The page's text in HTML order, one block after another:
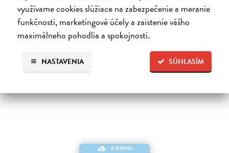
využívame cookies slúžiace na zabezpečenie a meranie
funkčnosti, marketingové účely a zaistenie vášho
maximálneho pohodlia a spokojnosti.
SÚHLASÍM
NASTAVENIA
Sú ikonickými postavami našej kultúry. Postavili im sochy a
pomenovali po nich ulice, majú svoje nespochybniteľné miesto v
lexikónoch literatúry aj učebniciach, slovenské moderné umenie sa
bez nich nedá…
PDF
14,90 €
E-KNIHA